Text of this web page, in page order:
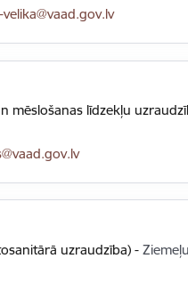
mēslošanas līdzekļu
uzraudzība) -